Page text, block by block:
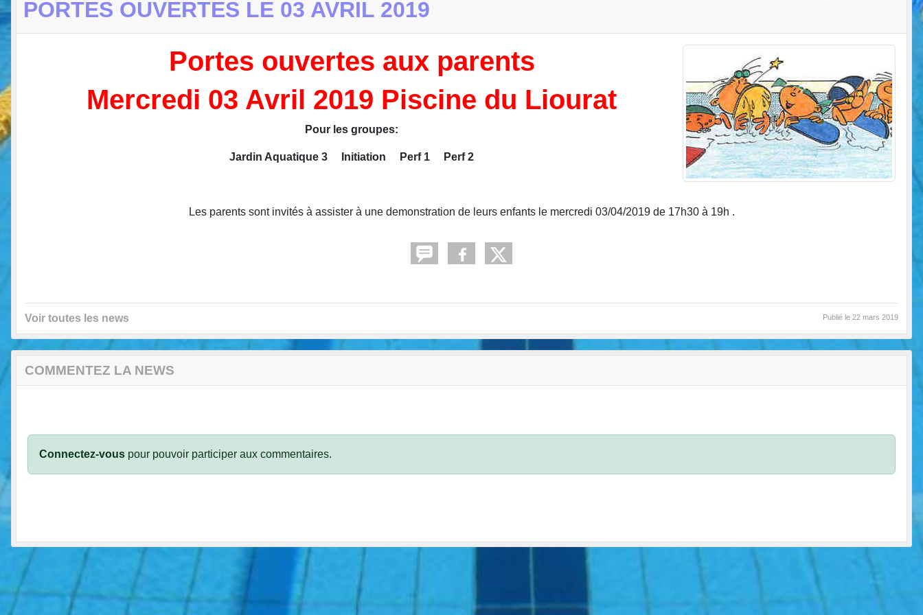
PORTES OUVERTES LE 03 AVRIL 2019
Portes ouvertes aux parents
Mercredi 03 Avril 2019 Piscine du Liourat
Pour les groupes:
Jardin Aquatique 3 Initiation Perf 1 Perf 2
Les parents sont invités à assister à une demonstration de leurs enfants le mercredi 03/04/2019 de 17h30 à 19h .
Voir toutes les news Publié le 22 mars 2019
COMMENTEZ LA NEWS
Connectez-vous pour pouvoir participer aux commentaires.